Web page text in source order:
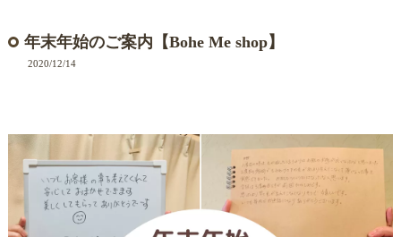
年末年始のご案内【Bohe Me shop】
2020/12/14